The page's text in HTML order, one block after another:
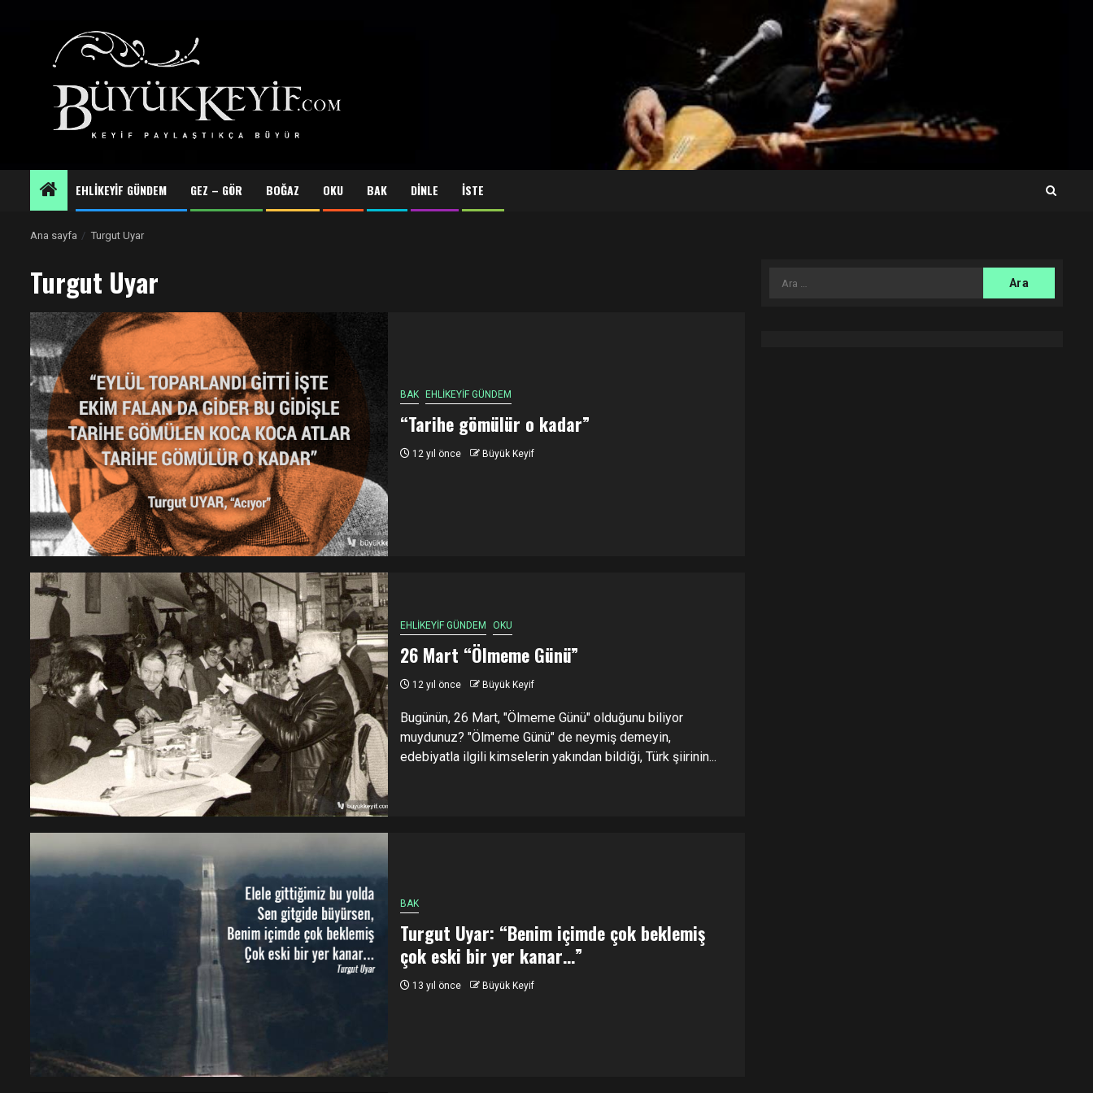
EHLİKEYİF GÜNDEM GEZ – GÖR BOĞAZ OKU BAK DİNLE İSTE
Ana sayfa Turgut Uyar
Turgut Uyar
BAK EHLİKEYİF GÜNDEM
“Tarihe gömülür o kadar”
12 yıl önce Büyük Keyif
EHLİKEYİF GÜNDEM OKU
26 Mart “Ölmeme Günü”
12 yıl önce Büyük Keyif
Bugünün, 26 Mart, "Ölmeme Günü" olduğunu biliyor
muydunuz? "Ölmeme Günü" de neymiş demeyin,
edebiyatla ilgili kimselerin yakından bildiği, Türk şiirinin...
BAK
Turgut Uyar: “Benim içimde çok beklemiş
çok eski bir yer kanar…”
13 yıl önce Büyük Keyif
Arama: